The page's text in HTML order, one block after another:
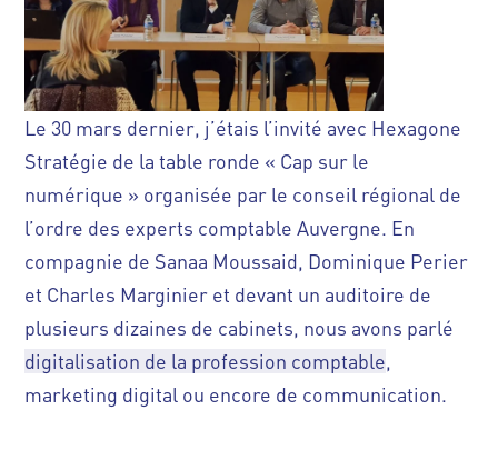
Le 30 mars dernier, j’étais l’invité avec Hexagone
Stratégie de la table ronde « Cap sur le
numérique » organisée par le conseil régional de
l’ordre des experts comptable Auvergne. En
compagnie de Sanaa Moussaid, Dominique Perier
et Charles Marginier et devant un auditoire de
plusieurs dizaines de cabinets, nous avons parlé
digitalisation de la profession comptable,
marketing digital ou encore de communication.